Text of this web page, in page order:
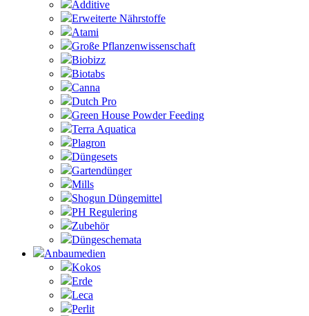
Additive
Erweiterte Nährstoffe
Atami
Große Pflanzenwissenschaft
Biobizz
Biotabs
Canna
Dutch Pro
Green House Powder Feeding
Terra Aquatica
Plagron
Düngesets
Gartendünger
Mills
Shogun Düngemittel
PH Regulering
Zubehör
Düngeschemata
Anbaumedien
Kokos
Erde
Leca
Perlit